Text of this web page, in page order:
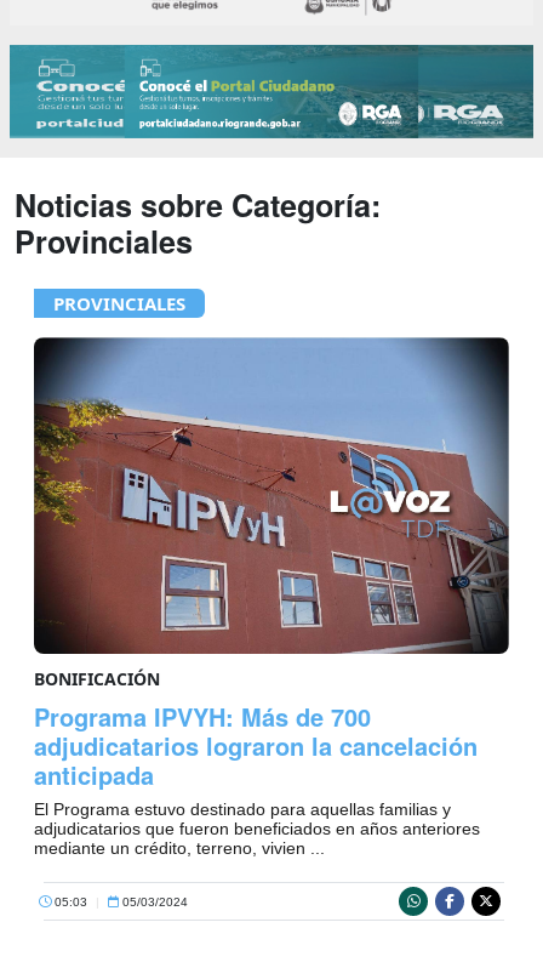
Noticias sobre Categoría:
Provinciales
PROVINCIALES
BONIFICACIÓN
Programa IPVYH: Más de 700
adjudicatarios lograron la cancelación
anticipada
El Programa estuvo destinado para aquellas familias y
adjudicatarios que fueron beneficiados en años anteriores
mediante un crédito, terreno, vivien ...
05:03 | 05/03/2024